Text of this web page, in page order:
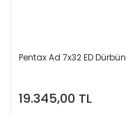
Pentax Ad 7x32 ED Dürbün
19.345,00 TL